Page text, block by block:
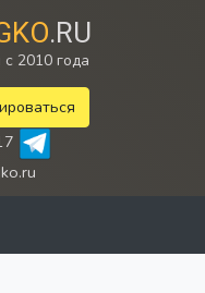
.RU
2010 года